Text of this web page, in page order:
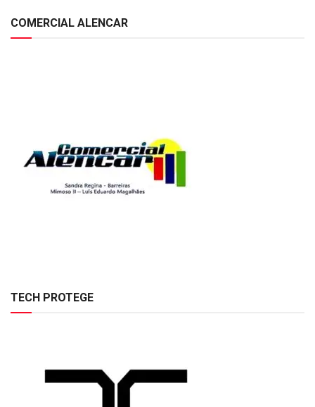
COMERCIAL ALENCAR
TECH PROTEGE